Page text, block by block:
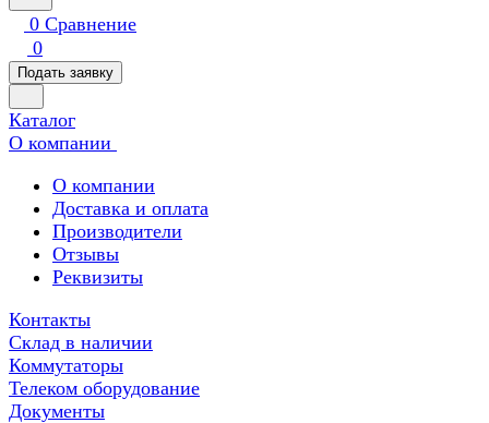
0 Сравнение
0
Подать заявку
Каталог
О компании
О компании
Доставка и оплата
Производители
Отзывы
Реквизиты
Контакты
Склад в наличии
Коммутаторы
Телеком оборудование
Документы